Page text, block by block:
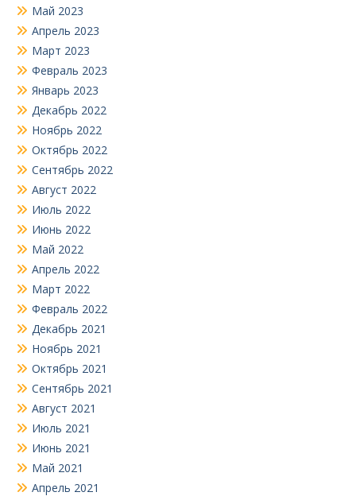
Май 2023
Апрель 2023
Март 2023
Февраль 2023
Январь 2023
Декабрь 2022
Ноябрь 2022
Октябрь 2022
Сентябрь 2022
Август 2022
Июль 2022
Июнь 2022
Май 2022
Апрель 2022
Март 2022
Февраль 2022
Декабрь 2021
Ноябрь 2021
Октябрь 2021
Сентябрь 2021
Август 2021
Июль 2021
Июнь 2021
Май 2021
Апрель 2021